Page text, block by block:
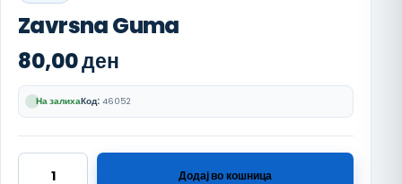
Zavrsna Guma
80,00ден
На залихаКод: 46052
Zavrsna Guma количина
Додај во кошница